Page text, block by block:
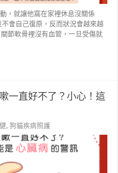
，就讓他窩在家裡休息沒關係
會自己復原，反而狀況會越來越
節軟骨裡沒有血管，一旦受傷就
一直好不了？小心！這
,狗貓疾病照護